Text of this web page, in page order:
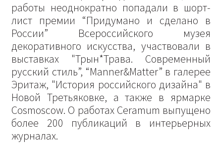
работы неоднократно попадали в шорт-
лист премии “Придумано и сделано в
России” Всероссийского музея
декоративного искусства, участвовали в
выставках "Трын*Трава. Современный
русский стиль”, “Manner&Matter” в галерее
Эритаж, "История российского дизайна" в
Новой Третьяковке, а также в ярмарке
Cosmoscow. О работах Ceramum выпущено
более 200 публикаций в интерьерных
журналах.